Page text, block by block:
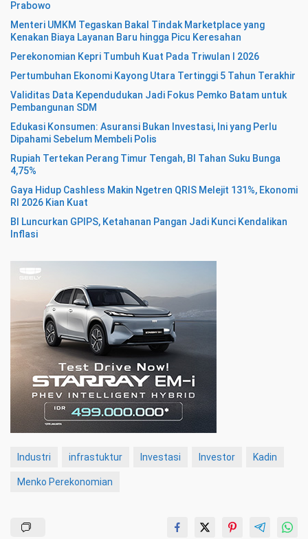
Prabowo
Menteri UMKM Tegaskan Bakal Tindak Marketplace yang
Kenakan Biaya Layanan Baru hingga Picu Keresahan
Perekonomian Kepri Tumbuh Kuat Pada Triwulan I 2026
Pertumbuhan Ekonomi Kayong Utara Tertinggi 5 Tahun Terakhir
Validitas Data Kependudukan Jadi Fokus Pemko Batam untuk
Pembangunan SDM
Edukasi Konsumen: Asuransi Bukan Investasi, Ini yang Perlu
Dipahami Sebelum Membeli Polis
Rupiah Tertekan Perang Timur Tengah, BI Tahan Suku Bunga
4,75%
Gaya Hidup Cashless Makin Ngetren QRIS Melejit 131%, Ekonomi
RI 2026 Kian Kuat
BI Luncurkan GPIPS, Ketahanan Pangan Jadi Kunci Kendalikan
Inflasi
Industri infrastuktur Investasi Investor Kadin
Menko Perekonomian